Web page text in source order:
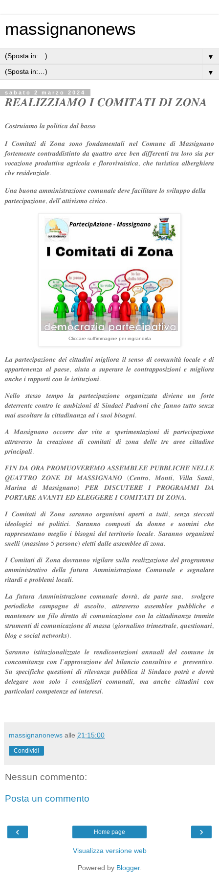
massignanonews
▼
▼
sabato 2 marzo 2024
𝑹𝑬𝑨𝑳𝑰𝒁𝒁𝑰𝑨𝑴𝑶 𝑰 𝑪𝑶𝑴𝑰𝑻𝑨𝑻𝑰 𝑫𝑰 𝒁𝑶𝑵𝑨
𝑪𝒐𝒔𝒕𝒓𝒖𝒊𝒂𝒎𝒐 𝒍𝒂 𝒑𝒐𝒍𝒊𝒕𝒊𝒄𝒂 𝒅𝒂𝒍 𝒃𝒂𝒔𝒔𝒐
𝑰 𝑪𝒐𝒎𝒊𝒕𝒂𝒕𝒊 𝒅𝒊 𝒁𝒐𝒏𝒂 𝒔𝒐𝒏𝒐 𝒇𝒐𝒏𝒅𝒂𝒎𝒆𝒏𝒕𝒂𝒍𝒊 𝒏𝒆𝒍 𝑪𝒐𝒎𝒖𝒏𝒆 𝒅𝒊 𝑴𝒂𝒔𝒔𝒊𝒈𝒏𝒂𝒏𝒐
𝒇𝒐𝒓𝒕𝒆𝒎𝒆𝒏𝒕𝒆 𝒄𝒐𝒏𝒕𝒓𝒂𝒅𝒅𝒊𝒔𝒕𝒊𝒏𝒕𝒐 𝒅𝒂 𝒒𝒖𝒂𝒕𝒕𝒓𝒐 𝒂𝒓𝒆𝒆 𝒃𝒆𝒏 𝒅𝒊𝒇𝒇𝒆𝒓𝒆𝒏𝒕𝒊 𝒕𝒓𝒂 𝒍𝒐𝒓𝒐 𝒔𝒊𝒂 𝒑𝒆𝒓
𝒗𝒐𝒄𝒂𝒛𝒊𝒐𝒏𝒆 𝒑𝒓𝒐𝒅𝒖𝒕𝒕𝒊𝒗𝒂 𝒂𝒈𝒓𝒊𝒄𝒐𝒍𝒂 𝒆 𝒇𝒍𝒐𝒓𝒐𝒗𝒊𝒗𝒂𝒊𝒔𝒕𝒊𝒄𝒂, 𝒄𝒉𝒆 𝒕𝒖𝒓𝒊𝒔𝒕𝒊𝒄𝒂 𝒂𝒍𝒃𝒆𝒓𝒈𝒉𝒊𝒆𝒓𝒂
𝒄𝒉𝒆 𝒓𝒆𝒔𝒊𝒅𝒆𝒏𝒛𝒊𝒂𝒍𝒆.
𝑼𝒏𝒂 𝒃𝒖𝒐𝒏𝒂 𝒂𝒎𝒎𝒊𝒏𝒊𝒔𝒕𝒓𝒂𝒛𝒊𝒐𝒏𝒆 𝒄𝒐𝒎𝒖𝒏𝒂𝒍𝒆 𝒅𝒆𝒗𝒆 𝒇𝒂𝒄𝒊𝒍𝒊𝒕𝒂𝒓𝒆 𝒍𝒐 𝒔𝒗𝒊𝒍𝒖𝒑𝒑𝒐 𝒅𝒆𝒍𝒍𝒂
𝒑𝒂𝒓𝒕𝒆𝒄𝒊𝒑𝒂𝒛𝒊𝒐𝒏𝒆, 𝒅𝒆𝒍𝒍’𝒂𝒕𝒕𝒊𝒗𝒊𝒔𝒎𝒐 𝒄𝒊𝒗𝒊𝒄𝒐.
Cliccare sull'immagine per ingrandirla
𝑳𝒂 𝒑𝒂𝒓𝒕𝒆𝒄𝒊𝒑𝒂𝒛𝒊𝒐𝒏𝒆 𝒅𝒆𝒊 𝒄𝒊𝒕𝒕𝒂𝒅𝒊𝒏𝒊 𝒎𝒊𝒈𝒍𝒊𝒐𝒓𝒂 𝒊𝒍 𝒔𝒆𝒏𝒔𝒐 𝒅𝒊 𝒄𝒐𝒎𝒖𝒏𝒊𝒕𝒂̀ 𝒍𝒐𝒄𝒂𝒍𝒆 𝒆 𝒅𝒊
𝒂𝒑𝒑𝒂𝒓𝒕𝒆𝒏𝒆𝒏𝒛𝒂 𝒂𝒍 𝒑𝒂𝒆𝒔𝒆, 𝒂𝒊𝒖𝒕𝒂 𝒂 𝒔𝒖𝒑𝒆𝒓𝒂𝒓𝒆 𝒍𝒆 𝒄𝒐𝒏𝒕𝒓𝒂𝒑𝒑𝒐𝒔𝒊𝒛𝒊𝒐𝒏𝒊 𝒆 𝒎𝒊𝒈𝒍𝒊𝒐𝒓𝒂
𝒂𝒏𝒄𝒉𝒆 𝒊 𝒓𝒂𝒑𝒑𝒐𝒓𝒕𝒊 𝒄𝒐𝒏 𝒍𝒆 𝒊𝒔𝒕𝒊𝒕𝒖𝒛𝒊𝒐𝒏𝒊.
𝑵𝒆𝒍𝒍𝒐 𝒔𝒕𝒆𝒔𝒔𝒐 𝒕𝒆𝒎𝒑𝒐 𝒍𝒂 𝒑𝒂𝒓𝒕𝒆𝒄𝒊𝒑𝒂𝒛𝒊𝒐𝒏𝒆 𝒐𝒓𝒈𝒂𝒏𝒊𝒛𝒛𝒂𝒕𝒂 𝒅𝒊𝒗𝒊𝒆𝒏𝒆 𝒖𝒏 𝒇𝒐𝒓𝒕𝒆
𝒅𝒆𝒕𝒆𝒓𝒓𝒆𝒏𝒕𝒆 𝒄𝒐𝒏𝒕𝒓𝒐 𝒍𝒆 𝒂𝒎𝒃𝒊𝒛𝒊𝒐𝒏𝒊 𝒅𝒊 𝑺𝒊𝒏𝒅𝒂𝒄𝒊-𝑷𝒂𝒅𝒓𝒐𝒏𝒊 𝒄𝒉𝒆 𝒇𝒂𝒏𝒏𝒐 𝒕𝒖𝒕𝒕𝒐 𝒔𝒆𝒏𝒛𝒂
𝒎𝒂𝒊 𝒂𝒔𝒄𝒐𝒍𝒕𝒂𝒓𝒆 𝒍𝒂 𝒄𝒊𝒕𝒕𝒂𝒅𝒊𝒏𝒂𝒏𝒛𝒂 𝒆𝒅 𝒊 𝒔𝒖𝒐𝒊 𝒃𝒊𝒔𝒐𝒈𝒏𝒊.
𝑨 𝑴𝒂𝒔𝒔𝒊𝒈𝒏𝒂𝒏𝒐 𝒐𝒄𝒄𝒐𝒓𝒓𝒆 𝒅𝒂𝒓 𝒗𝒊𝒕𝒂 𝒂 𝒔𝒑𝒆𝒓𝒊𝒎𝒆𝒏𝒕𝒂𝒛𝒊𝒐𝒏𝒊 𝒅𝒊 𝒑𝒂𝒓𝒕𝒆𝒄𝒊𝒑𝒂𝒛𝒊𝒐𝒏𝒆
𝒂𝒕𝒕𝒓𝒂𝒗𝒆𝒓𝒔𝒐 𝒍𝒂 𝒄𝒓𝒆𝒂𝒛𝒊𝒐𝒏𝒆 𝒅𝒊 𝒄𝒐𝒎𝒊𝒕𝒂𝒕𝒊 𝒅𝒊 𝒛𝒐𝒏𝒂 𝒅𝒆𝒍𝒍𝒆 𝒕𝒓𝒆 𝒂𝒓𝒆𝒆 𝒄𝒊𝒕𝒕𝒂𝒅𝒊𝒏𝒆
𝒑𝒓𝒊𝒏𝒄𝒊𝒑𝒂𝒍𝒊.
𝑭𝑰𝑵 𝑫𝑨 𝑶𝑹𝑨 𝑷𝑹𝑶𝑴𝑼𝑶𝑽𝑬𝑹𝑬𝑴𝑶 𝑨𝑺𝑺𝑬𝑴𝑩𝑳𝑬𝑬 𝑷𝑼𝑩𝑩𝑳𝑰𝑪𝑯𝑬 𝑵𝑬𝑳𝑳𝑬
𝑸𝑼𝑨𝑻𝑻𝑹𝑶 𝒁𝑶𝑵𝑬 𝑫𝑰 𝑴𝑨𝑺𝑺𝑰𝑮𝑵𝑨𝑵𝑶 (𝑪𝒆𝒏𝒕𝒓𝒐, 𝑴𝒐𝒏𝒕𝒊, 𝑽𝒊𝒍𝒍𝒂 𝑺𝒂𝒏𝒕𝒊,
𝑴𝒂𝒓𝒊𝒏𝒂 𝒅𝒊 𝑴𝒂𝒔𝒔𝒊𝒈𝒏𝒂𝒏𝒐) 𝑷𝑬𝑹 𝑫𝑰𝑺𝑪𝑼𝑻𝑬𝑹𝑬 𝑰 𝑷𝑹𝑶𝑮𝑹𝑨𝑴𝑴𝑰 𝑫𝑨
𝑷𝑶𝑹𝑻𝑨𝑹𝑬 𝑨𝑽𝑨𝑵𝑻𝑰 𝑬𝑫 𝑬𝑳𝑬𝑮𝑮𝑬𝑹𝑬 𝑰 𝑪𝑶𝑴𝑰𝑻𝑨𝑻𝑰 𝑫𝑰 𝒁𝑶𝑵𝑨.
𝑰 𝑪𝒐𝒎𝒊𝒕𝒂𝒕𝒊 𝒅𝒊 𝒁𝒐𝒏𝒂 𝒔𝒂𝒓𝒂𝒏𝒏𝒐 𝒐𝒓𝒈𝒂𝒏𝒊𝒔𝒎𝒊 𝒂𝒑𝒆𝒓𝒕𝒊 𝒂 𝒕𝒖𝒕𝒕𝒊, 𝒔𝒆𝒏𝒛𝒂 𝒔𝒕𝒆𝒄𝒄𝒂𝒕𝒊
𝒊𝒅𝒆𝒐𝒍𝒐𝒈𝒊𝒄𝒊 𝒏𝒆́ 𝒑𝒐𝒍𝒊𝒕𝒊𝒄𝒊. 𝑺𝒂𝒓𝒂𝒏𝒏𝒐 𝒄𝒐𝒎𝒑𝒐𝒔𝒕𝒊 𝒅𝒂 𝒅𝒐𝒏𝒏𝒆 𝒆 𝒖𝒐𝒎𝒊𝒏𝒊 𝒄𝒉𝒆
𝒓𝒂𝒑𝒑𝒓𝒆𝒔𝒆𝒏𝒕𝒂𝒏𝒐 𝒎𝒆𝒈𝒍𝒊𝒐 𝒊 𝒃𝒊𝒔𝒐𝒈𝒏𝒊 𝒅𝒆𝒍 𝒕𝒆𝒓𝒓𝒊𝒕𝒐𝒓𝒊𝒐 𝒍𝒐𝒄𝒂𝒍𝒆. 𝑺𝒂𝒓𝒂𝒏𝒏𝒐 𝒐𝒓𝒈𝒂𝒏𝒊𝒔𝒎𝒊
𝒔𝒏𝒆𝒍𝒍𝒊 (𝒎𝒂𝒔𝒔𝒊𝒎𝒐 5 𝒑𝒆𝒓𝒔𝒐𝒏𝒆) 𝒆𝒍𝒆𝒕𝒕𝒊 𝒅𝒂𝒍𝒍𝒆 𝒂𝒔𝒔𝒆𝒎𝒃𝒍𝒆𝒆 𝒅𝒊 𝒛𝒐𝒏𝒂.
𝑰 𝑪𝒐𝒎𝒊𝒕𝒂𝒕𝒊 𝒅𝒊 𝒁𝒐𝒏𝒂 𝒅𝒐𝒗𝒓𝒂𝒏𝒏𝒐 𝒗𝒊𝒈𝒊𝒍𝒂𝒓𝒆 𝒔𝒖𝒍𝒍𝒂 𝒓𝒆𝒂𝒍𝒊𝒛𝒛𝒂𝒛𝒊𝒐𝒏𝒆 𝒅𝒆𝒍 𝒑𝒓𝒐𝒈𝒓𝒂𝒎𝒎𝒂
𝒂𝒎𝒎𝒊𝒏𝒊𝒔𝒕𝒓𝒂𝒕𝒊𝒗𝒐 𝒅𝒆𝒍𝒍𝒂 𝒇𝒖𝒕𝒖𝒓𝒂 𝑨𝒎𝒎𝒊𝒏𝒊𝒔𝒕𝒓𝒂𝒛𝒊𝒐𝒏𝒆 𝑪𝒐𝒎𝒖𝒏𝒂𝒍𝒆 𝒆 𝒔𝒆𝒈𝒏𝒂𝒍𝒂𝒓𝒆
𝒓𝒊𝒕𝒂𝒓𝒅𝒊 𝒆 𝒑𝒓𝒐𝒃𝒍𝒆𝒎𝒊 𝒍𝒐𝒄𝒂𝒍𝒊.
𝑳𝒂 𝒇𝒖𝒕𝒖𝒓𝒂 𝑨𝒎𝒎𝒊𝒏𝒊𝒔𝒕𝒓𝒂𝒛𝒊𝒐𝒏𝒆 𝒄𝒐𝒎𝒖𝒏𝒂𝒍𝒆 𝒅𝒐𝒗𝒓𝒂̀, 𝒅𝒂 𝒑𝒂𝒓𝒕𝒆 𝒔𝒖𝒂, 𝒔𝒗𝒐𝒍𝒈𝒆𝒓𝒆
𝒑𝒆𝒓𝒊𝒐𝒅𝒊𝒄𝒉𝒆 𝒄𝒂𝒎𝒑𝒂𝒈𝒏𝒆 𝒅𝒊 𝒂𝒔𝒄𝒐𝒍𝒕𝒐, 𝒂𝒕𝒕𝒓𝒂𝒗𝒆𝒓𝒔𝒐 𝒂𝒔𝒔𝒆𝒎𝒃𝒍𝒆𝒆 𝒑𝒖𝒃𝒃𝒍𝒊𝒄𝒉𝒆 𝒆
𝒎𝒂𝒏𝒕𝒆𝒏𝒆𝒓𝒆 𝒖𝒏 𝒇𝒊𝒍𝒐 𝒅𝒊𝒓𝒆𝒕𝒕𝒐 𝒅𝒊 𝒄𝒐𝒎𝒖𝒏𝒊𝒄𝒂𝒛𝒊𝒐𝒏𝒆 𝒄𝒐𝒏 𝒍𝒂 𝒄𝒊𝒕𝒕𝒂𝒅𝒊𝒏𝒂𝒏𝒛𝒂 𝒕𝒓𝒂𝒎𝒊𝒕𝒆
𝒔𝒕𝒓𝒖𝒎𝒆𝒏𝒕𝒊 𝒅𝒊 𝒄𝒐𝒎𝒖𝒏𝒊𝒄𝒂𝒛𝒊𝒐𝒏𝒆 𝒅𝒊 𝒎𝒂𝒔𝒔𝒂 (𝒈𝒊𝒐𝒓𝒏𝒂𝒍𝒊𝒏𝒐 𝒕𝒓𝒊𝒎𝒆𝒔𝒕𝒓𝒂𝒍𝒆, 𝒒𝒖𝒆𝒔𝒕𝒊𝒐𝒏𝒂𝒓𝒊,
𝒃𝒍𝒐𝒈 𝒆 𝒔𝒐𝒄𝒊𝒂𝒍 𝒏𝒆𝒕𝒘𝒐𝒓𝒌𝒔).
𝑺𝒂𝒓𝒂𝒏𝒏𝒐 𝒊𝒔𝒕𝒊𝒕𝒖𝒛𝒊𝒐𝒏𝒂𝒍𝒊𝒛𝒛𝒂𝒕𝒆 𝒍𝒆 𝒓𝒆𝒏𝒅𝒊𝒄𝒐𝒏𝒕𝒂𝒛𝒊𝒐𝒏𝒊 𝒂𝒏𝒏𝒖𝒂𝒍𝒊 𝒅𝒆𝒍 𝒄𝒐𝒎𝒖𝒏𝒆 𝒊𝒏
𝒄𝒐𝒏𝒄𝒐𝒎𝒊𝒕𝒂𝒏𝒛𝒂 𝒄𝒐𝒏 𝒍’𝒂𝒑𝒑𝒓𝒐𝒗𝒂𝒛𝒊𝒐𝒏𝒆 𝒅𝒆𝒍 𝒃𝒊𝒍𝒂𝒏𝒄𝒊𝒐 𝒄𝒐𝒏𝒔𝒖𝒍𝒕𝒊𝒗𝒐 𝒆 𝒑𝒓𝒆𝒗𝒆𝒏𝒕𝒊𝒗𝒐.
𝑺𝒖 𝒔𝒑𝒆𝒄𝒊𝒇𝒊𝒄𝒉𝒆 𝒒𝒖𝒆𝒔𝒕𝒊𝒐𝒏𝒊 𝒅𝒊 𝒓𝒊𝒍𝒆𝒗𝒂𝒏𝒛𝒂 𝒑𝒖𝒃𝒃𝒍𝒊𝒄𝒂 𝒊𝒍 𝑺𝒊𝒏𝒅𝒂𝒄𝒐 𝒑𝒐𝒕𝒓𝒂̀ 𝒆 𝒅𝒐𝒗𝒓𝒂̀
𝒅𝒆𝒍𝒆𝒈𝒂𝒓𝒆 𝒏𝒐𝒏 𝒔𝒐𝒍𝒐 𝒊 𝒄𝒐𝒏𝒔𝒊𝒈𝒍𝒊𝒆𝒓𝒊 𝒄𝒐𝒎𝒖𝒏𝒂𝒍𝒊, 𝒎𝒂 𝒂𝒏𝒄𝒉𝒆 𝒄𝒊𝒕𝒕𝒂𝒅𝒊𝒏𝒊 𝒄𝒐𝒏
𝒑𝒂𝒓𝒕𝒊𝒄𝒐𝒍𝒂𝒓𝒊 𝒄𝒐𝒎𝒑𝒆𝒕𝒆𝒏𝒛𝒆 𝒆𝒅 𝒊𝒏𝒕𝒆𝒓𝒆𝒔𝒔𝒊.
massignanonews alle 21:15:00
Condividi
Nessun commento:
Posta un commento
‹ ›
Home page
Visualizza versione web
Powered by Blogger.